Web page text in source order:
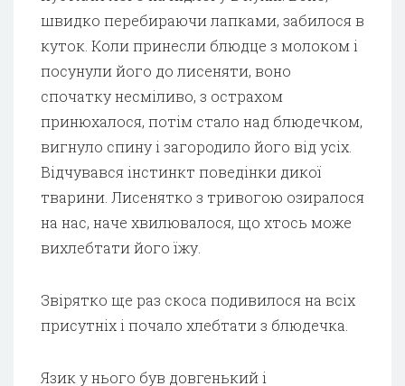
швидко перебираючи лапками, забилося в
куток. Коли принесли блюдце з молоком і
посунули його до лисеняти, воно
спочатку несміливо, з острахом
принюхалося, потім стало над блюдечком,
вигнуло спину і загородило його від усіх.
Відчувався інстинкт поведінки дикої
тварини. Лисенятко з тривогою озиралося
на нас, наче хвилювалося, що хтось може
вихлебтати його їжу.
Звірятко ще раз скоса подивилося на всіх
присутніх і почало хлебтати з блюдечка.
Язик у нього був довгенький і